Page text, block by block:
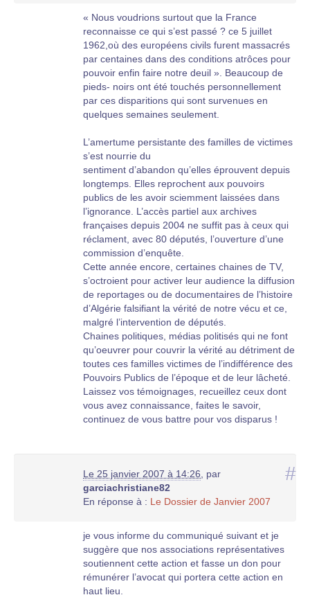
devoir de mémoire)
Il ne faut plus que chacun garde dans son petit
coin des informations importantes qui séparées
ne servent pas à grand chose alors
qu’ensemble ce dossier du 5 juillet pourrait faire
un grand pas. Cela j’en suis convaincu mais
faut-il encore avoir l’accord de tous ce qui n’a
jamais pu être fait à ce jour. Je suis stupéfait de
voir que chacun est accroché à une partie de
son histoire depuis, il serait grand temps
maintenant (pour le devoir de mémoire) qui
nous tient tous à coeur que ce travail soit enfin
accompli. L’année 2007 va-t’elle être enfin
l’année de notre union ? Je l’espère.
Sincères amitiés à tous.
Jean-claude de Mosta.
« Nous voudrions surtout que la France
reconnaisse ce qui s’est passé ? ce 5 juillet
1962,où des européens civils furent massacrés
par centaines dans des conditions atrôces pour
pouvoir enfin faire notre deuil ». Beaucoup de
pieds- noirs ont été touchés personnellement
par ces disparitions qui sont survenues en
quelques semaines seulement.
L’amertume persistante des familles de victimes
s’est nourrie du
sentiment d’abandon qu’elles éprouvent depuis
longtemps. Elles reprochent aux pouvoirs
publics de les avoir sciemment laissées dans
l’ignorance. L’accès partiel aux archives
françaises depuis 2004 ne suffit pas à ceux qui
réclament, avec 80 députés, l’ouverture d’une
commission d’enquête.
Cette année encore, certaines chaines de TV,
s’octroient pour activer leur audience la diffusion
de reportages ou de documentaires de l’histoire
d’Algérie falsifiant la vérité de notre vécu et ce,
malgré l’intervention de députés.
Chaines politiques, médias politisés qui ne font
qu’oeuvrer pour couvrir la vérité au détriment de
toutes ces familles victimes de l’indifférence des
Pouvoirs Publics de l’époque et de leur lâcheté.
Laissez vos témoignages, recueillez ceux dont
vous avez connaissance, faites le savoir,
continuez de vous battre pour vos disparus !
#
Le 25 janvier 2007 à 14:26
par
garciachristiane82
En réponse à : Le Dossier de Janvier 2007
je vous informe du communiqué suivant et je
suggère que nos associations représentatives
soutiennent cette action et fasse un don pour
rémunérer l’avocat qui portera cette action en
haut lieu.